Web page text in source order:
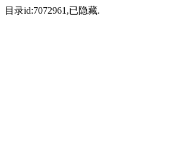
目录id:7072961,已隐藏.